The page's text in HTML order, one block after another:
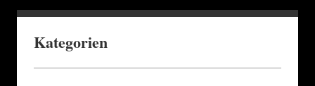
Kategorien